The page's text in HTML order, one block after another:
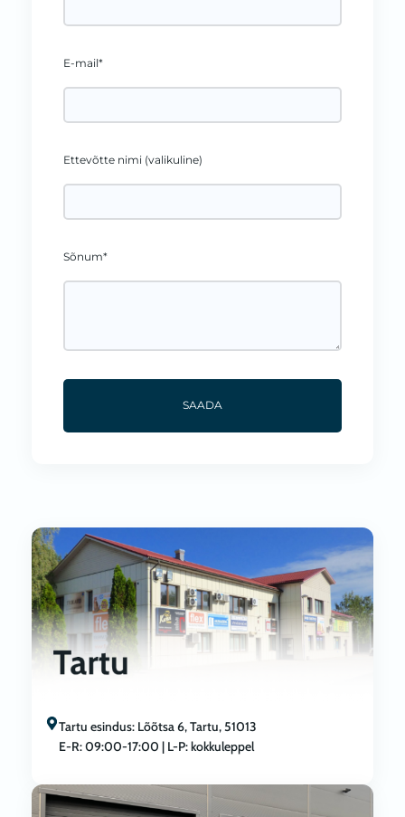
E-mail*
Ettevõtte nimi (valikuline)
Sõnum*
SAADA
Tartu esindus: Lõõtsa 6, Tartu, 51013
E-R: 09:00-17:00 | L-P: kokkuleppel